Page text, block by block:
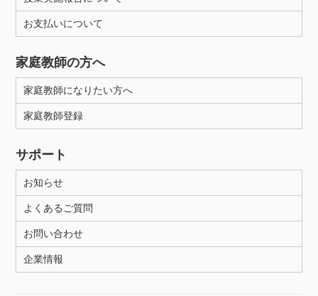
お支払いについて
家庭教師の方へ
家庭教師になりたい方へ
家庭教師登録
サポート
お知らせ
よくあるご質問
お問い合わせ
企業情報